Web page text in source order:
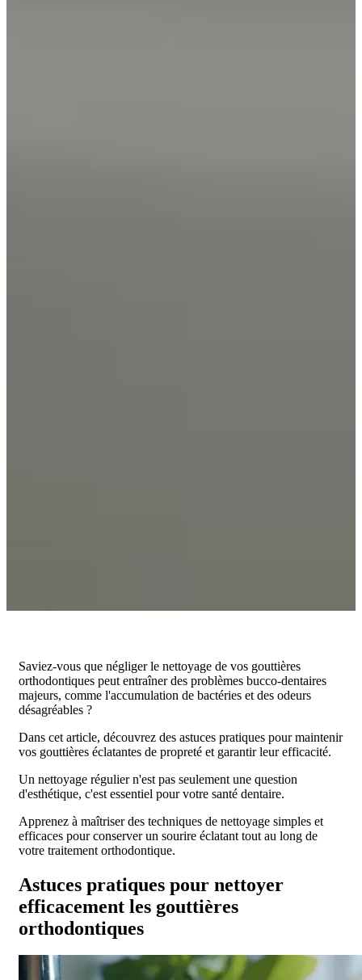
Saviez-vous que négliger le nettoyage de vos gouttières
orthodontiques peut entraîner des problèmes bucco-dentaires
majeurs, comme l'accumulation de bactéries et des odeurs
désagréables ?
Dans cet article, découvrez des astuces pratiques pour maintenir
vos gouttières éclatantes de propreté et garantir leur efficacité.
Un nettoyage régulier n'est pas seulement une question
d'esthétique, c'est essentiel pour votre santé dentaire.
Apprenez à maîtriser des techniques de nettoyage simples et
efficaces pour conserver un sourire éclatant tout au long de
votre traitement orthodontique.
Astuces pratiques pour nettoyer
efficacement les gouttières
orthodontiques